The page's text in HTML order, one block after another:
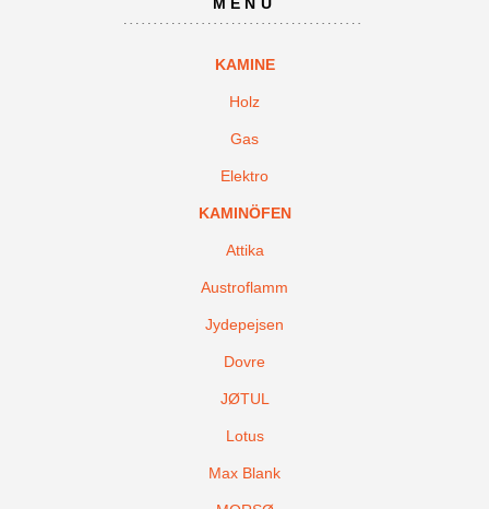
MENÜ
KAMINE
Holz
Gas
Elektro
KAMINÖFEN
Attika
Austroflamm
Jydepejsen
Dovre
JØTUL
Lotus
Max Blank